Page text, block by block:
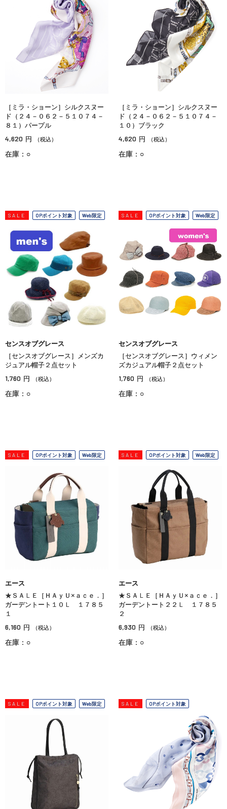
［ミラ・ショーン］シルクスヌー
ド（２４－０６２－５１０７４－
８１）パープル
4,620 円 （税込）
在庫：○
［ミラ・ショーン］シルクスヌー
ド（２４－０６２－５１０７４－
１０）ブラック
4,620 円 （税込）
在庫：○
SALE OPポイント対象 Web限定
センスオブグレース
［センスオブグレース］メンズカ
ジュアル帽子２点セット
1,760 円 （税込）
在庫：○
SALE OPポイント対象 Web限定
センスオブグレース
［センスオブグレース］ウィメン
ズカジュアル帽子２点セット
1,760 円 （税込）
在庫：○
SALE OPポイント対象 Web限定
エース
★ＳＡＬＥ［ＨＡｙＵ×ａｃｅ．］
ガーデントート１０Ｌ １７８５
１
6,160 円 （税込）
在庫：○
SALE OPポイント対象 Web限定
エース
★ＳＡＬＥ［ＨＡｙＵ×ａｃｅ．］
ガーデントート２２Ｌ １７８５
２
6,930 円 （税込）
在庫：○
SALE OPポイント対象 Web限定 SALE OPポイント対象